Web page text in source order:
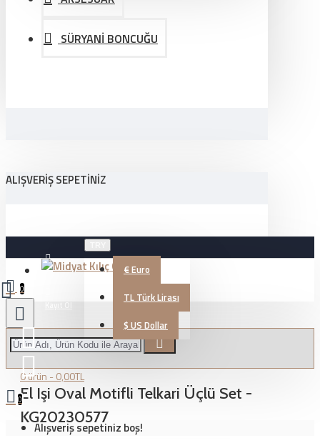
SÜRYANİ BONCUĞU
ALIŞVERIŞ SEPETINIZ
Üye Girişi €Euro
TL Türk Lirası
$ US Dollar
0
0 ürün - 0,00TL
0
Alışveriş sepetiniz boş!
El Işi Oval Motifli Telkari Üçlü Set -
KG20230577